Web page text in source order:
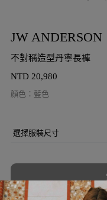
JW ANDERSON
不對稱造型丹寧長褲
NTD 20,980
顏色 ： 藍色
選擇服裝尺寸